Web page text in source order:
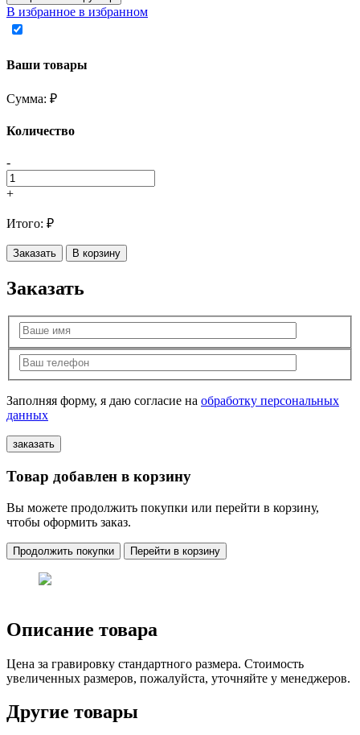
В избранное в избранном
Ваши товары
Сумма: ₽
Количество
-
+
Итого: ₽
Заказать В корзину
Заказать
Заполняя форму, я даю согласие на обработку персональных
данных
Товар добавлен в корзину
Вы можете продолжить покупки или перейти в корзину,
чтобы оформить заказ.
Продолжить покупки Перейти в корзину
Описание товара
Цена за гравировку стандартного размера. Стоимость
увеличенных размеров, пожалуйста, уточняйте у менеджеров.
Другие товары